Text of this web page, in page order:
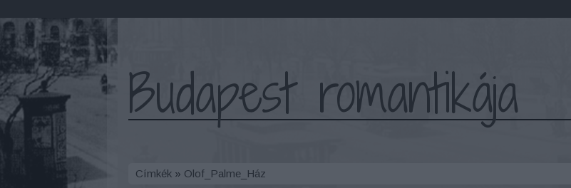
Budapest romantikája
Címkék» Olof_Palme_Ház